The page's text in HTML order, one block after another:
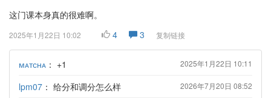
这门课本身真的很难啊。
2025年1月22日 10:02 4 3 复制链接
ᴍᴀᴛᴄʜᴀ ： +1 2025年1月22日 10:11
lpm07 ： 给分和调分怎么样 2026年7月20日 08:52